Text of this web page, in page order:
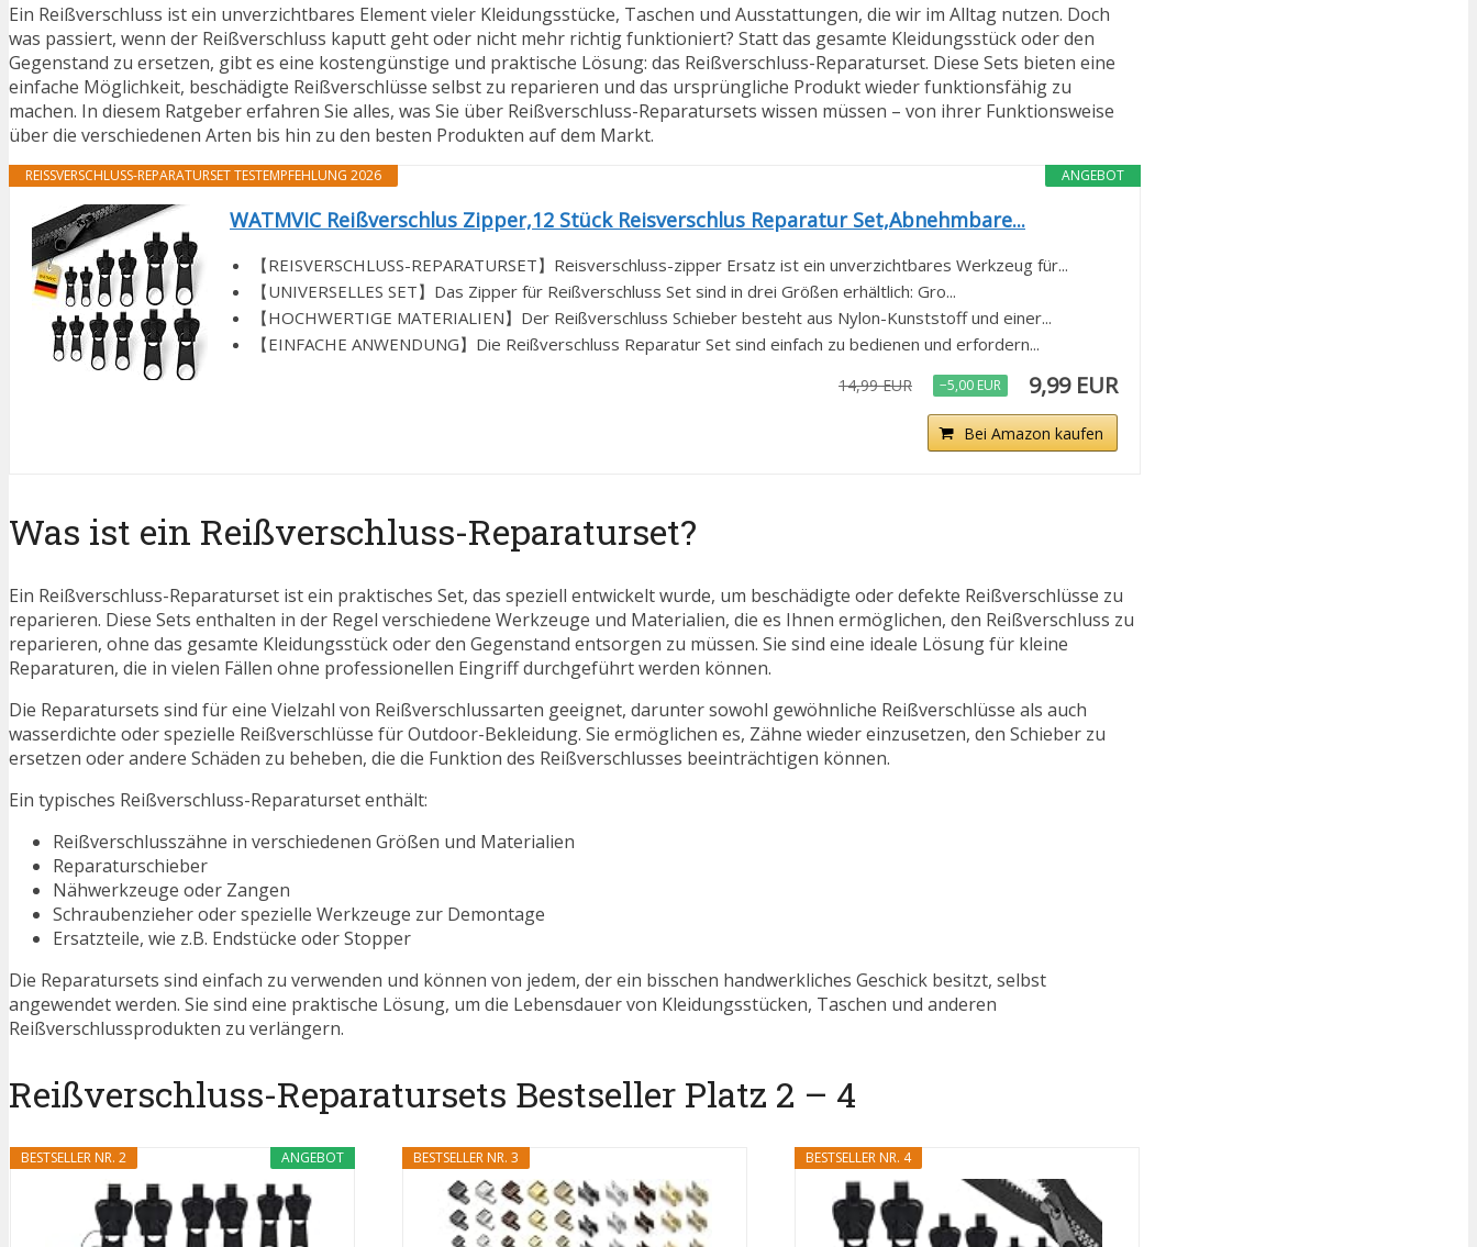
Ein Reißverschluss ist ein unverzichtbares Element vieler Kleidungsstücke, Taschen und Ausstattungen, die wir im Alltag nutzen. Doch
was passiert, wenn der Reißverschluss kaputt geht oder nicht mehr richtig funktioniert? Statt das gesamte Kleidungsstück oder den
Gegenstand zu ersetzen, gibt es eine kostengünstige und praktische Lösung: das Reißverschluss-Reparaturset. Diese Sets bieten eine
einfache Möglichkeit, beschädigte Reißverschlüsse selbst zu reparieren und das ursprüngliche Produkt wieder funktionsfähig zu
machen. In diesem Ratgeber erfahren Sie alles, was Sie über Reißverschluss-Reparatursets wissen müssen – von ihrer Funktionsweise
über die verschiedenen Arten bis hin zu den besten Produkten auf dem Markt.
ANGEBOT
REISSVERSCHLUSS-REPARATURSET TESTEMPFEHLUNG 2026
WATMVIC Reißverschlus Zipper,12 Stück Reisverschlus Reparatur Set,Abnehmbare...
【REISVERSCHLUSS-REPARATURSET】Reisverschluss-zipper Ersatz ist ein unverzichtbares Werkzeug für...
【UNIVERSELLES SET】Das Zipper für Reißverschluss Set sind in drei Größen erhältlich: Gro...
【HOCHWERTIGE MATERIALIEN】Der Reißverschluss Schieber besteht aus Nylon-Kunststoff und einer...
【EINFACHE ANWENDUNG】Die Reißverschluss Reparatur Set sind einfach zu bedienen und erfordern...
14,99 EUR −5,00 EUR 9,99 EUR
Bei Amazon kaufen
Was ist ein Reißverschluss-Reparaturset?
Ein Reißverschluss-Reparaturset ist ein praktisches Set, das speziell entwickelt wurde, um beschädigte oder defekte Reißverschlüsse zu
reparieren. Diese Sets enthalten in der Regel verschiedene Werkzeuge und Materialien, die es Ihnen ermöglichen, den Reißverschluss zu
reparieren, ohne das gesamte Kleidungsstück oder den Gegenstand entsorgen zu müssen. Sie sind eine ideale Lösung für kleine
Reparaturen, die in vielen Fällen ohne professionellen Eingriff durchgeführt werden können.
Die Reparatursets sind für eine Vielzahl von Reißverschlussarten geeignet, darunter sowohl gewöhnliche Reißverschlüsse als auch
wasserdichte oder spezielle Reißverschlüsse für Outdoor-Bekleidung. Sie ermöglichen es, Zähne wieder einzusetzen, den Schieber zu
ersetzen oder andere Schäden zu beheben, die die Funktion des Reißverschlusses beeinträchtigen können.
Ein typisches Reißverschluss-Reparaturset enthält:
Reißverschlusszähne in verschiedenen Größen und Materialien
Reparaturschieber
Nähwerkzeuge oder Zangen
Schraubenzieher oder spezielle Werkzeuge zur Demontage
Ersatzteile, wie z.B. Endstücke oder Stopper
Die Reparatursets sind einfach zu verwenden und können von jedem, der ein bisschen handwerkliches Geschick besitzt, selbst
angewendet werden. Sie sind eine praktische Lösung, um die Lebensdauer von Kleidungsstücken, Taschen und anderen
Reißverschlussprodukten zu verlängern.
Reißverschluss-Reparatursets Bestseller Platz 2 – 4
ANGEBOT
BESTSELLER NR. 2 BESTSELLER NR. 3 BESTSELLER NR. 4